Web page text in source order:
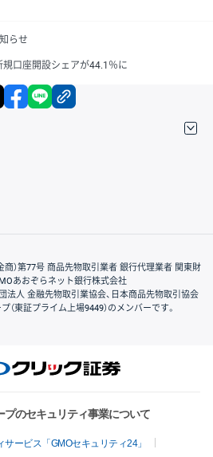
らせ
規口座開設シェアが44.1％に
X facebook
商）第77号 商品先物取引業者 銀行代理業者 関東財
あおぞらネット銀行株式会社
法人 金融先物取引業協会、日本商品先物取引協会
東証プライム上場9449）のメンバーです。
のセキュリティ事業について
ービス「GMOセキュリティ24」